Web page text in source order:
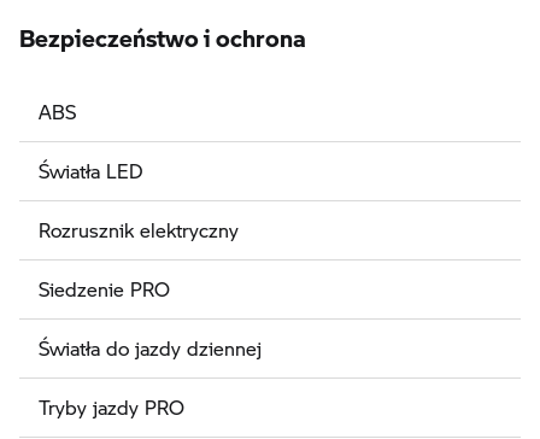
Bezpieczeństwo i ochrona
ABS
Światła LED
Rozrusznik elektryczny
Siedzenie PRO
Światła do jazdy dziennej
Tryby jazdy PRO